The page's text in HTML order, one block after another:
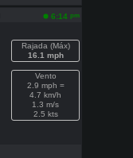
6:14 pm
Rajada (Máx)
16.1 mph
Vento
2.9 mph =
4.7 km/h
1.3 m/s
2.5 kts